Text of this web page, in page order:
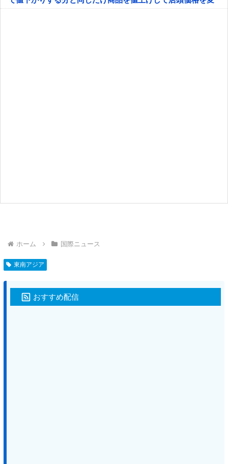
えない店も
ホーム 国際ニュース
東南アジア
おすすめ配信